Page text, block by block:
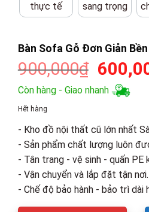
thực tế
sang trọng
Bàn Sofa Gỗ Đơn Giản
900,000₫ Giá
gốc
Còn hàng - Giao nhanh
Hết hàng
- Kho đồ nội thất cũ lớn nhất
- Sản phẩm chất lượng luôn
- Tân trang - vệ sinh - quấn PE
- Vận chuyển và lắp đặt tận nơi.
- Chế độ bảo hành - bảo trì dài